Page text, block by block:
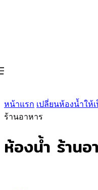
หน้าแรก เปลี่ยนห้องน้ำให้
ร้านอาหาร
ห้องน้ำ ร้านอ